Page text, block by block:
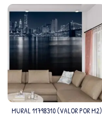
MURAL 11798310 (VALOR POR M2)